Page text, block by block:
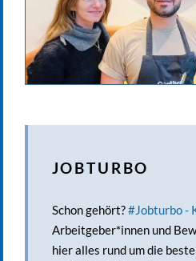
JOBTURBO
Schon gehört?#Jobturbo -
Arbeitgeber*innen und
hier alles rund um die